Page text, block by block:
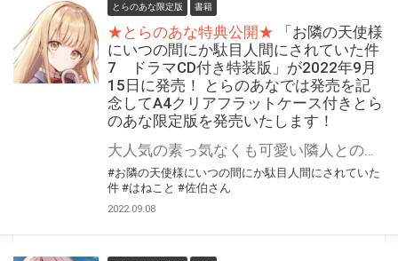
とらのあな限定版 書籍
★とらのあな特典公開★
「お隣の天使様
にいつの間にか駄目人間にされていた件
7 ドラマCD付き特装版」が2022年9月
15日に発売！ とらのあなでは発売を記
念してA4クリアフラットケース付きとら
のあな限定版を発売いたします！
#お隣の天使様にいつの間にか駄目人間にされていた
件 #はねこと #佐伯さん
2022.09.08